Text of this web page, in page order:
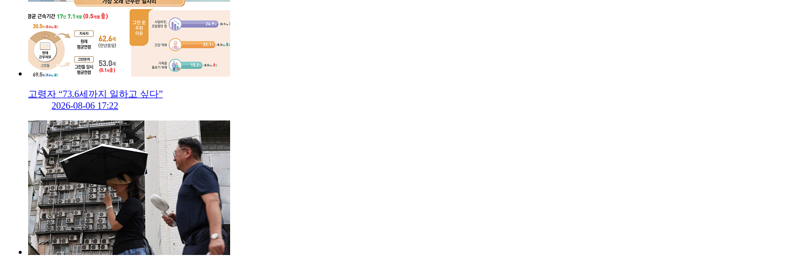
고령자 “73.6세까지 일하고 싶다”
2026-08-06 17:22